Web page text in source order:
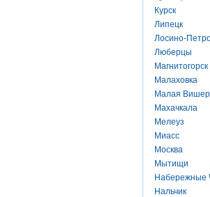
Курск
Липецк
Лосино-
Люберцы
Магнитогорск
Малаховка
Малая
Махачкала
Мелеуз
Миасс
Москва
Мытищи
Набережные
Нальчик